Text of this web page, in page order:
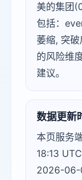
美的集团
包括：
萎缩, 突
的风险维
建议。
数据更新
本页服务
18:13
2026-06-